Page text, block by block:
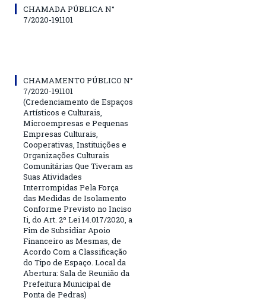
CHAMADA PÚBLICA N°
7/2020-191101
CHAMAMENTO PÚBLICO N°
7/2020-191101
(Credenciamento de Espaços
Artísticos e Culturais,
Microempresas e Pequenas
Empresas Culturais,
Cooperativas, Instituições e
Organizações Culturais
Comunitárias Que Tiveram as
Suas Atividades
Interrompidas Pela Força
das Medidas de Isolamento
Conforme Previsto no Inciso
Ii, do Art. 2º Lei 14.017/2020, a
Fim de Subsidiar Apoio
Financeiro as Mesmas, de
Acordo Com a Classificação
do Tipo de Espaço. Local da
Abertura: Sala de Reunião da
Prefeitura Municipal de
Ponta de Pedras)